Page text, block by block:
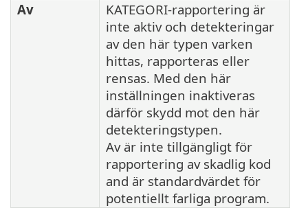
Av
KATEGORI-rapportering är
inte aktiv och detekteringar
av den här typen varken
hittas, rapporteras eller
rensas. Med den här
inställningen inaktiveras
därför skydd mot den här
detekteringstypen.
Av är inte tillgängligt för
rapportering av skadlig kod
and är standardvärdet för
potentiellt farliga program.